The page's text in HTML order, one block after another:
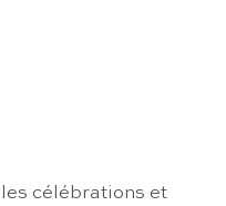
célébrations et